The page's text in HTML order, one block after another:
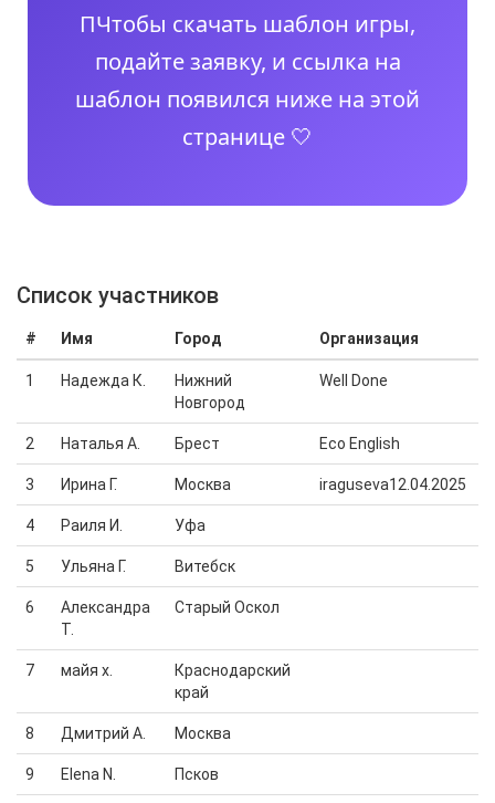
ПЧтобы скачать шаблон игры,
подайте заявку, и ссылка на
шаблон появился ниже на этой
странице 🤍
Cписок участников
# Имя Город Организация
1 Надежда К.
Нижний
Новгород
Well Done
2 Наталья А. Брест Eco English
3 Ирина Г. Москва iraguseva12.04.2025
4 Раиля И. Уфа
5 Ульяна Г. Витебск
6
Александра
Т.
Старый Оскол
7 майя х.
Краснодарский
край
8 Дмитрий А. Москва
9 Elena N. Псков